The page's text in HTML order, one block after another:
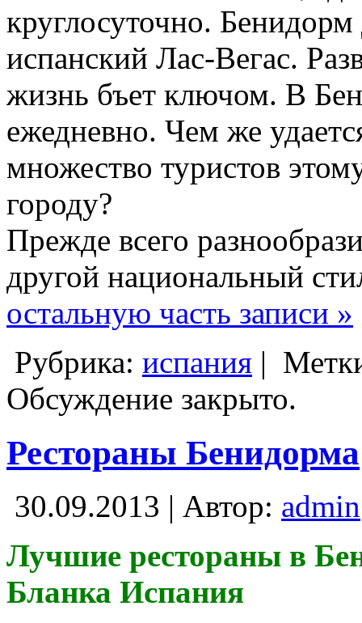
круглосуточно. Бенидорм
испанский Лас-Вегас.
жизнь бъет ключом. В
ежедневно. Чем же
множество туристов
городу?
Прежде всего
другой национальный
остальную часть записи »
Рубрика: испания |
Обсуждение закрыто.
Рестораны Бенидорма
30.09.2013 | Автор: admin
Лучшие рестораны в
Бланка Испания